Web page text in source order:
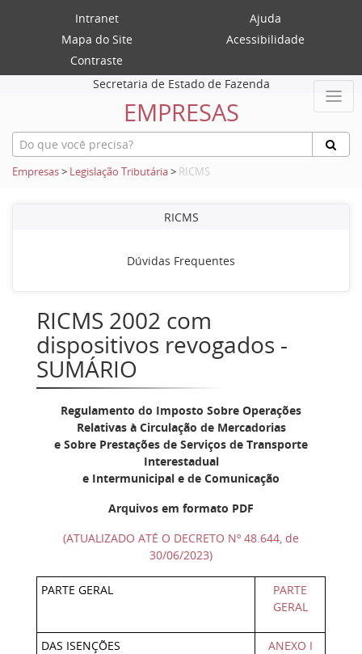
Intranet
Ajuda
Mapa do Site
Acessibilidade
Contraste
Secretaria de Estado de Fazenda
EMPRESAS
Empresas> Legislação Tributária> RICMS
RICMS
Dúvidas Frequentes
RICMS 2002 com
dispositivos revogados -
SUMÁRIO
Regulamento do Imposto Sobre Operações
Relativas à Circulação de Mercadorias
e Sobre Prestações de Serviços de Transporte
Interestadual
e Intermunicipal e de Comunicação
Arquivos em formato PDF
(ATUALIZADO ATÉ O DECRETO Nº 48.644, de
30/06/2023)
PARTE GERAL
PARTE
GERAL
DAS ISENÇÕES ANEXO I